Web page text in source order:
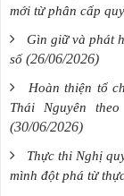
mới từ phân cấp
Gìn giữ và phát
số (26/06/2026)
Hoàn thiện tổ
Thái Nguyên
(30/06/2026)
Thực thi Nghị
mình đột phá từ